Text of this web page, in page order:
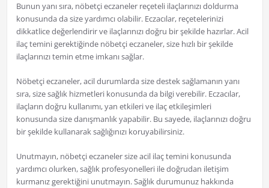
Bunun yanı sıra, nöbetçi eczaneler reçeteli ilaçlarınızı doldurma
konusunda da size yardımcı olabilir. Eczacılar, reçetelerinizi
dikkatlice değerlendirir ve ilaçlarınızı doğru bir şekilde hazırlar. Acil
ilaç temini gerektiğinde nöbetçi eczaneler, size hızlı bir şekilde
ilaçlarınızı temin etme imkanı sağlar.
Nöbetçi eczaneler, acil durumlarda size destek sağlamanın yanı
sıra, size sağlık hizmetleri konusunda da bilgi verebilir. Eczacılar,
ilaçların doğru kullanımı, yan etkileri ve ilaç etkileşimleri
konusunda size danışmanlık yapabilir. Bu sayede, ilaçlarınızı doğru
bir şekilde kullanarak sağlığınızı koruyabilirsiniz.
Unutmayın, nöbetçi eczaneler size acil ilaç temini konusunda
yardımcı olurken, sağlık profesyonelleri ile doğrudan iletişim
kurmanız gerektiğini unutmayın. Sağlık durumunuz hakkında